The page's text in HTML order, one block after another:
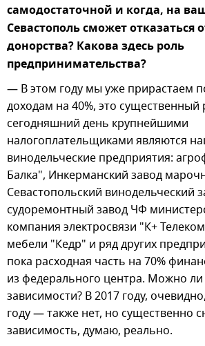
самодостаточной и когда, на
Севастополь сможет отказаться
донорства? Какова здесь роль
предпринимательства?
— В этом году мы уже прирастаем
доходам на 40%, это существенный
сегодняшний день крупнейшими
налогоплательщиками являются
винодельческие предприятия:
Балка", Инкерманский завод
Севастопольский винодельческий
судоремонтный завод ЧФ
компания электросвязи "К+
мебели "Кедр" и ряд других
пока расходная часть на 70%
из федерального центра. Можно ли
зависимости? В 2017 году,
году — также нет, но существенно
зависимость, думаю, реально.